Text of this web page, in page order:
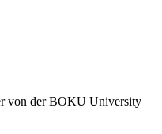
von der BOKU University